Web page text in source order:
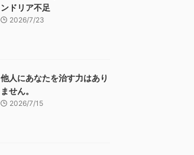
ンドリア不足
2026/7/23
他人にあなたを治す力はあり
ません。
2026/7/15